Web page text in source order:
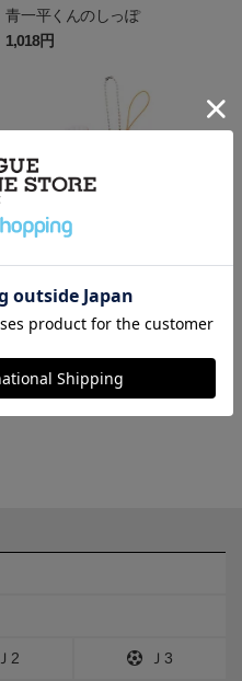
青一平くんのしっぽ
1,018円
虎一平くんNewマスコットスト
ラップ
1,639円
Ｊ2 Ｊ3